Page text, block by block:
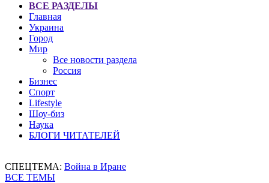
ВСЕ РАЗДЕЛЫ
Главная
Украина
Город
Мир
Все новости раздела
Россия
Бизнес
Спорт
Lifestyle
Шоу-биз
Наука
БЛОГИ ЧИТАТЕЛЕЙ
СПЕЦТЕМА: Война в Иране
ВСЕ ТЕМЫ